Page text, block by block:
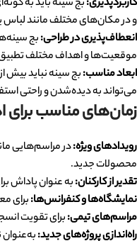
کاربردپذیری:بج سینه باید به
و در مکان‌های مختلف مانند
انعطاف‌پذیری در طراحی:بج
موقعیت‌ها و اهداف مختلف
ابعاد مناسب:بج سینه نباید بیش
می‌تواند به دیده‌شدن و راحتی
زمان‌های مناسب برای
رویدادهای ویژه:در مراسم‌هایی
محصولات جدید.
تقدیر از کارکنان:به عنوان پاداش
نمایشگاه‌ها و کنفرانس‌ها:برای
مراسم‌های تیمی:برای تقویت
راه‌اندازی پروژه‌های جدید: